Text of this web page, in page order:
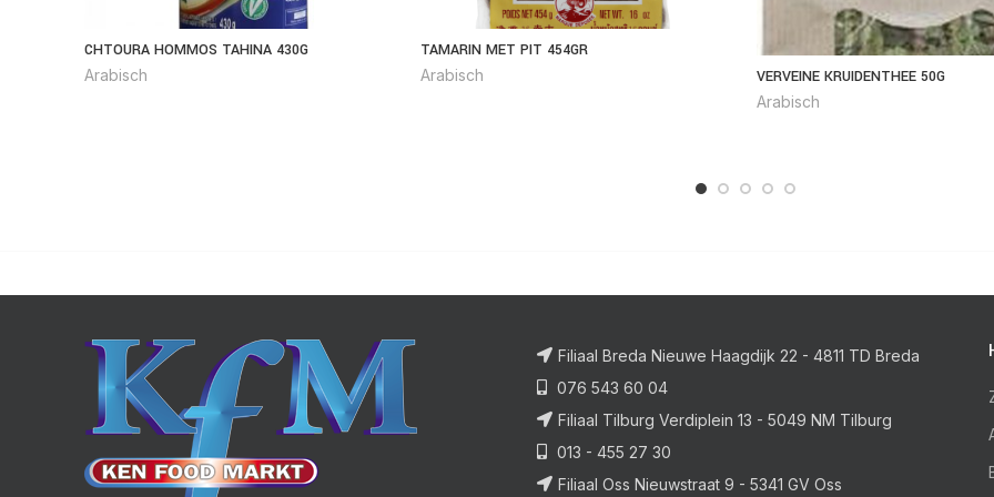
CHTOURA HOMMOS TAHINA 430G
Arabisch
TAMARIN MET PIT 454GR
Arabisch VERVEINE KRUIDENTHEE 50G
Arabisch
Filiaal Breda Nieuwe Haagdijk 22 - 4811 TD Breda
076 543 60 04
Filiaal Tilburg Verdiplein 13 - 5049 NM Tilburg
013 - 455 27 30
Filiaal Oss Nieuwstraat 9 - 5341 GV Oss